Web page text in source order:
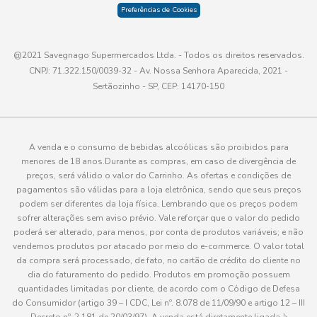
Preferências de Cookies
@2021 Savegnago Supermercados Ltda. - Todos os direitos reservados.
CNPJ: 71.322.150/0039-32 - Av. Nossa Senhora Aparecida, 2021 -
Sertãozinho - SP, CEP: 14170-150
A venda e o consumo de bebidas alcoólicas são proibidos para
menores de 18 anos.Durante as compras, em caso de divergência de
preços, será válido o valor do Carrinho. As ofertas e condições de
pagamentos são válidas para a loja eletrônica, sendo que seus preços
podem ser diferentes da loja física. Lembrando que os preços podem
sofrer alterações sem aviso prévio. Vale reforçar que o valor do pedido
poderá ser alterado, para menos, por conta de produtos variáveis; e não
vendemos produtos por atacado por meio do e-commerce. O valor total
da compra será processado, de fato, no cartão de crédito do cliente no
dia do faturamento do pedido. Produtos em promoção possuem
quantidades limitadas por cliente, de acordo com o Código de Defesa
do Consumidor (artigo 39 – I CDC, Lei nº. 8.078 de 11/09/90 e artigo 12 – III